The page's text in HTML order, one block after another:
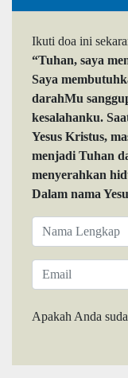
Ikuti doa ini
“Tuhan, saya
Saya
darahMu
kesalahanku.
Yesus Kristus,
menjadi Tuhan
menyerahkan
Dalam nama
Apakah Anda